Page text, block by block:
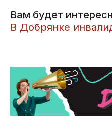
Вам будет
​В Добрянке